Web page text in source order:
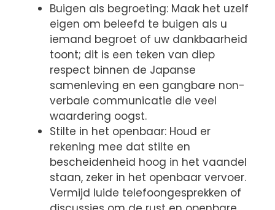
Buigen als begroeting: Maak het uzelf
eigen om beleefd te buigen als u
iemand begroet of uw dankbaarheid
toont; dit is een teken van diep
respect binnen de Japanse
samenleving en een gangbare non-
verbale communicatie die veel
waardering oogst.
Stilte in het openbaar: Houd er
rekening mee dat stilte en
bescheidenheid hoog in het vaandel
staan, zeker in het openbaar vervoer.
Vermijd luide telefoongesprekken of